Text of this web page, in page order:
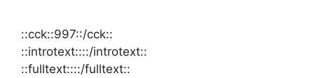
::cck::997::/cck::
::introtext::::/introtext::
::fulltext::::/fulltext::